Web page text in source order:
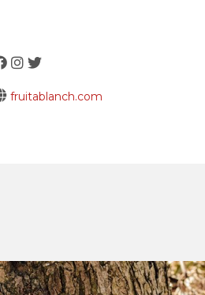
fruitablanch.com